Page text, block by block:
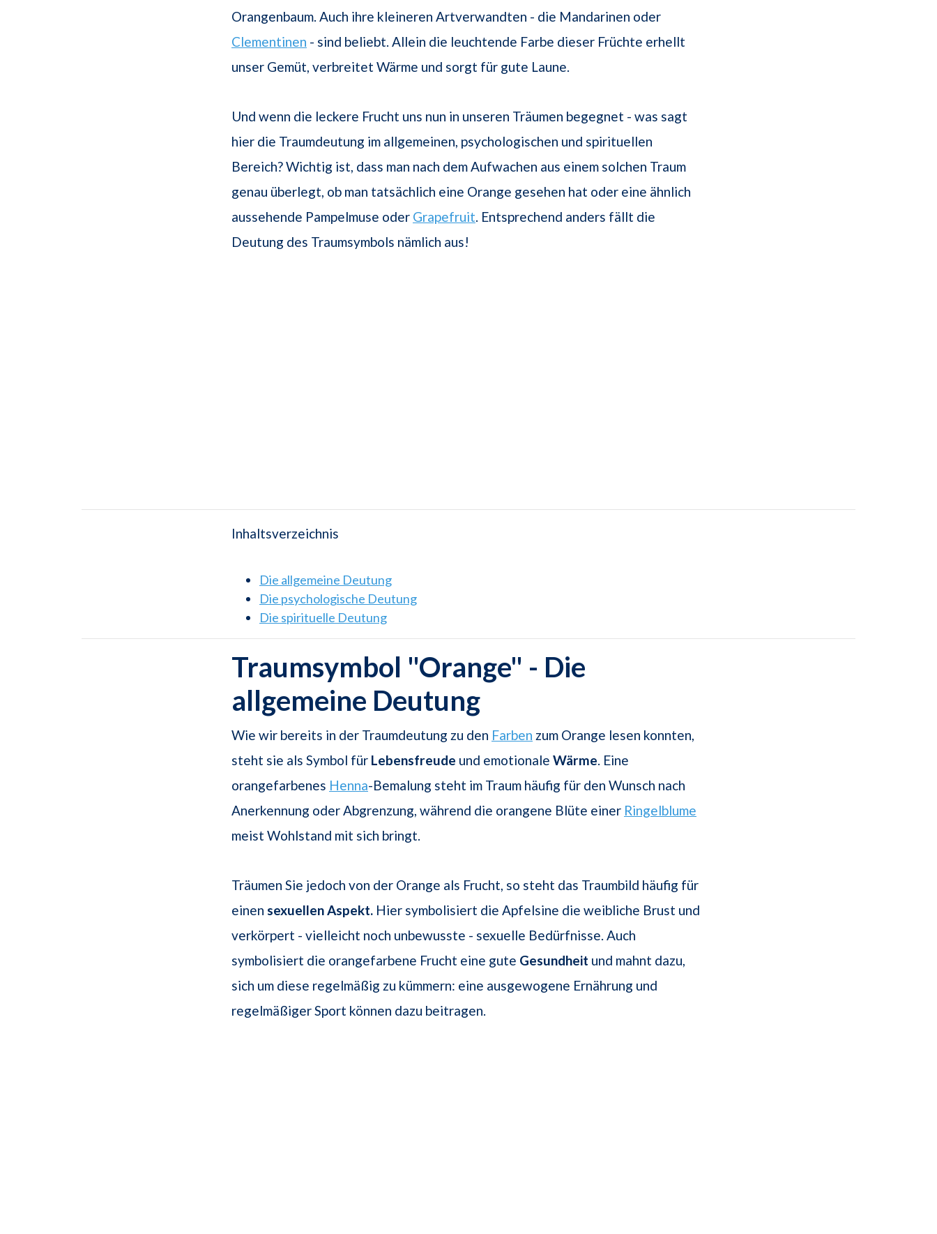
Orangenbaum. Auch ihre kleineren Artverwandten - die Mandarinen oder
Clementinen - sind beliebt. Allein die leuchtende Farbe dieser Früchte erhellt
unser Gemüt, verbreitet Wärme und sorgt für gute Laune.
Und wenn die leckere Frucht uns nun in unseren Träumen begegnet - was sagt
hier die Traumdeutung im allgemeinen, psychologischen und spirituellen
Bereich? Wichtig ist, dass man nach dem Aufwachen aus einem solchen Traum
genau überlegt, ob man tatsächlich eine Orange gesehen hat oder eine ähnlich
aussehende Pampelmuse oder Grapefruit. Entsprechend anders fällt die
Deutung des Traumsymbols nämlich aus!
Inhaltsverzeichnis
Die allgemeine Deutung
Die psychologische Deutung
Die spirituelle Deutung
Traumsymbol "Orange" - Die
allgemeine Deutung
Wie wir bereits in der Traumdeutung zu den Farben zum Orange lesen konnten,
steht sie als Symbol für Lebensfreude und emotionale Wärme. Eine
orangefarbenes Henna-Bemalung steht im Traum häufig für den Wunsch nach
Anerkennung oder Abgrenzung, während die orangene Blüte einer Ringelblume
meist Wohlstand mit sich bringt.
Träumen Sie jedoch von der Orange als Frucht, so steht das Traumbild häufig für
einen sexuellenAspekt. Hier symbolisiert die Apfelsine die weibliche Brust und
verkörpert - vielleicht noch un­bewusste - sexuelle Bedürfnisse. Auch
symbolisiert die orangefarbene Frucht eine gute Gesundheit und mahnt dazu,
sich um diese regelmäßig zu kümmern: eine ausgewogene Ernährung und
regelmäßiger Sport können dazu beitragen.